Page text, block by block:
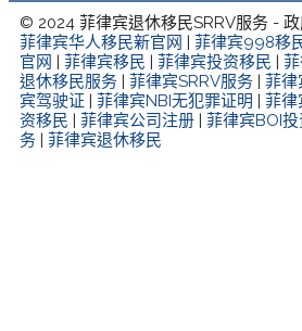
© 2024 菲律宾退休移民SRRV服务 - 政
菲律宾华人移民新官网
菲律宾998移
官网
菲律宾移民 菲律宾投资移民
退休移民服务
菲律宾SRRV服务 菲律
宾驾驶证
菲律宾NBI无犯罪证明 菲律
资移民
菲律宾公司注册 菲律宾BOI
务
菲律宾退休移民